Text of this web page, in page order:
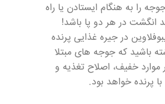
را به هنگام ایستادن یا راه
انگشت در هر دو پا باشد!
در جیره غذایی پرنده
باشید که جوجه های مبتلا
موارد خفیف، اصلاح تغذیه و
پرنده خواهد بود.